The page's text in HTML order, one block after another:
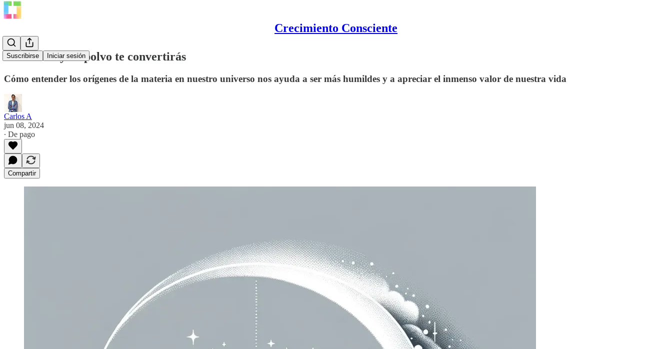
Crecimiento Consciente
Suscribirse Iniciar sesión
Polvo eres y en polvo te convertirás
Cómo entender los orígenes de la materia en nuestro universo nos ayuda a ser más humildes y a apreciar el inmenso valor de nuestra vida
Carlos A
jun 08, 2024
∙ De pago
Compartir